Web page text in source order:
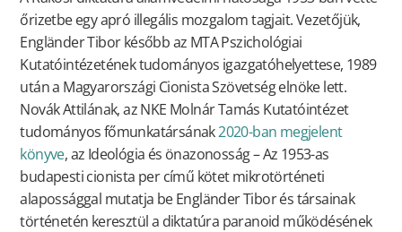
őrizetbe egy apró illegális mozgalom tagjait. Vezetőjük,
Engländer Tibor később az MTA Pszichológiai
Kutatóintézetének tudományos igazgatóhelyettese, 1989
után a Magyarországi Cionista Szövetség elnöke lett.
Novák Attilának, az NKE Molnár Tamás Kutatóintézet
tudományos főmunkatársának2020-ban megjelent
könyve, az Ideológia és önazonosság – Az 1953-as
budapesti cionista per című kötet mikrotörténeti
alapossággal mutatja be Engländer Tibor és társainak
történetén keresztül a diktatúra paranoid működésének